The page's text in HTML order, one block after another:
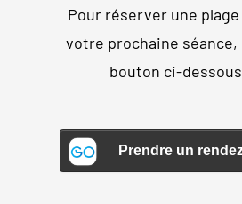
Pour réserver une
votre prochaine séance,
bouton ci-